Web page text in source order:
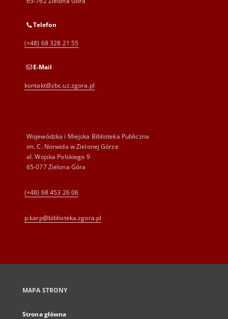
Telefon
(+48) 68 328 21 55
E-Mail
kontakt@zbc.uz.zgora.pl
Wojewódzka i Miejska Biblioteka Publiczna
im. C. Norwida w Zielonej Górze
al. Wojska Polskiego 9
65-077 Zielona Góra
(+48) 68 453 26 06
p.karp@biblioteka.zgora.pl
MAPA STRONY
Strona główna